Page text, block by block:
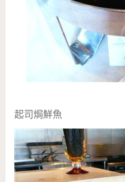
起司焗鮮魚